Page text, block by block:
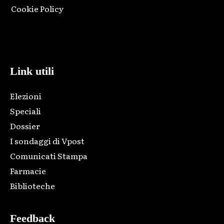
Cookie Policy
Link utili
Elezioni
Speciali
Dossier
I sondaggi di Vpost
Comunicati Stampa
Farmacie
Biblioteche
Feedback